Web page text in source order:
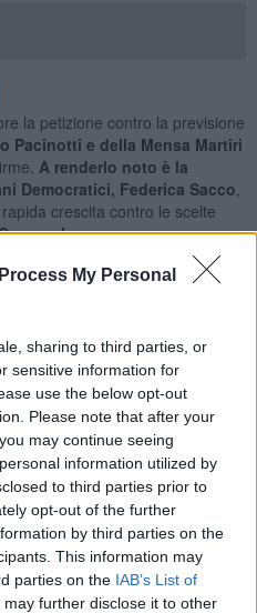
My Personal
sharing to third parties, or
sensitive information for
use the below opt-out
Please note that after your
may continue seeing
information utilized by
to third parties prior to
opt-out of the further
by third parties on the
This information may
parties on the IAB’s List of
may further disclose it to other
la petizione contro la previsione
Pacinotti e della Mensa Martiri
A renderlo noto è la
Democratici, Federica Sacco
crescita contro le scelte
.
attraverso moduli cartacei,
della partecipazione di una
duemila firme, tra adesioni
contro la previsione di
e della Mensa Martiri. È un
come una parte ampia della città
un Piano Operativo
due luoghi centrali della vita
Sacco.
Democratici,il Piano Operativo